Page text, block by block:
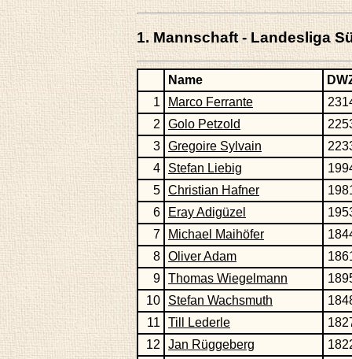
1. Mannschaft - Landesliga
Name
1
Marco Ferrante
2 Golo Petzold
3 Gregoire Sylvain
4
Stefan Liebig
5 Christian Hafner
6
Eray Adigüzel
7
Michael Maihöfer
8 Oliver Adam
9 Thomas Wiegelmann
10
Stefan Wachsmuth
11 Till Lederle
12 Jan Rüggeberg